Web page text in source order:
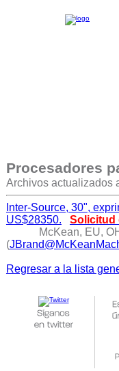
Procesadores
Archivos actualizados
Inter-Source, 30",
US$28350.
Solicitud
McKean, EU,
(
Regresar a la lista